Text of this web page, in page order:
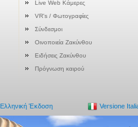
Live Web Κάμερες
VR's / Φωτογραφίες
Σύνδεσμοι
Οινοποιεία Ζακύνθου
Ειδήσεις Ζακύνθου
Πρόγνωση καιρού
Ελληνική Έκδοση Versione